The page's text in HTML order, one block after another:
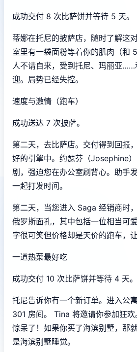
成功交付 8 次比萨饼并等待 5 天。
蒂娜在托尼的披萨店，随时了解这
室里有一袋面粉等着你的肌肉（和
人不请自来，受到托尼、玛丽亚……
迎。局势已经失控。
速度与激情（跑车）
成功送达 7 次披萨。
第二天，去比萨店。交付得到回报
好的引擎中。约瑟芬（Josephine
剧，强迫您在办公室刷背心。助手
一起打发时间。
第二天，当您进入 Saga 经销商时
俄罗斯面孔，其中包括一位相当可
字很可笑但价格却是天价的跑车，让
一道热菜最好吃
成功交付 10 次比萨饼并等待 4 天。
托尼告诉你有一个新订单。进入公
301 房间。 Tina 将邀请你参加狂
惊呆了！如果你买了海滨别墅，那
是海滨别墅睡觉。